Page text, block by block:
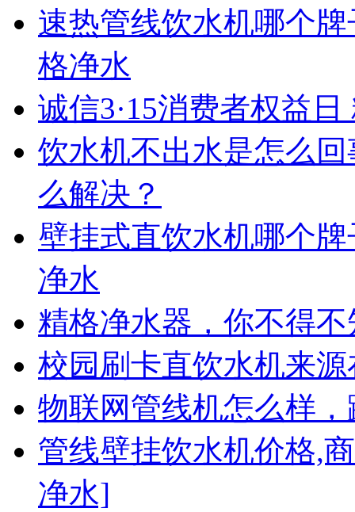
速热管线饮水机哪个
格净水
诚信3·15消费者权益
饮水机不出水是怎么
么解决？
壁挂式直饮水机哪个
净水
精格净水器，你不得
校园刷卡直饮水机来
物联网管线机怎么样
管线壁挂饮水机价格,
净水]